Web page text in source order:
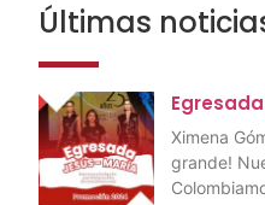
Últimas
Ximena
grande!